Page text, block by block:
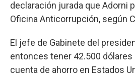
declaración jurada que Adorni
Oficina Anticorrupción, según
El jefe de Gabinete del
entonces tener 42.500
cuenta de ahorro en Estados